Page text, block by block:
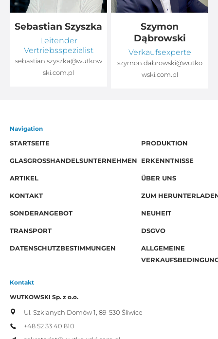
Sebastian Szyszka
Leitender
Vertriebsspezialist
sebastian.szyszka@wutkow
ski.com.pl
Szymon
Dąbrowski
Verkaufsexperte
szymon.dabrowski@wutko
wski.com.pl
Navigation
STARTSEITE
PRODUKTION
GLASGROSSHANDELSUNTERNEHMEN ERKENNTNISSE
ARTIKEL ÜBER UNS
KONTAKT ZUM
SONDERANGEBOT NEUHEIT
TRANSPORT DSGVO
DATENSCHUTZBESTIMMUNGEN
ALLGEMEINE
Kontakt
WUTKOWSKI Sp. z o.o.
Ul. Szklanych Domów 1, 89-530 Śliwice
+48 52 33 40 810